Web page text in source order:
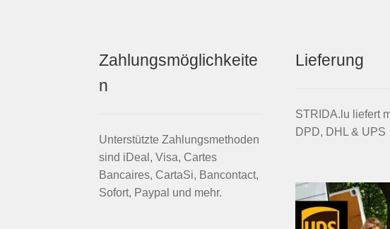
Zahlungsmöglichkeite
n
Unterstützte Zahlungsmethoden
sind iDeal, Visa, Cartes
Bancaires, CartaSi, Bancontact,
Sofort, Paypal und mehr.
Lieferung
STRIDA.lu liefert
DPD, DHL & UPS